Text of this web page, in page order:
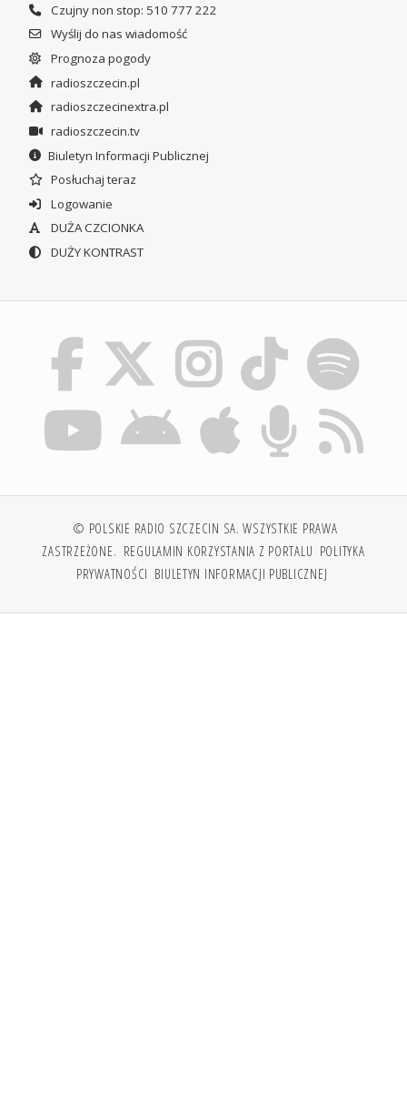
Czujny non stop: 510 777 222
Wyślij do nas wiadomość
Prognoza pogody
radioszczecin.pl
radioszczecinextra.pl
radioszczecin.tv
Biuletyn Informacji Publicznej
Posłuchaj teraz
Logowanie
DUŻA CZCIONKA
DUŻY KONTRAST
© POLSKIE RADIO SZCZECIN SA. WSZYSTKIE PRAWA
ZASTRZEŻONE. REGULAMIN KORZYSTANIA Z PORTALU POLITYKA
PRYWATNOŚCI BIULETYN INFORMACJI PUBLICZNEJ